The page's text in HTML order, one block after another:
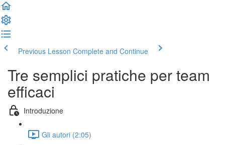
Previous Lesson Complete and Continue
Tre semplici pratiche per team
efficaci
Introduzione
Gli autori (2:05)